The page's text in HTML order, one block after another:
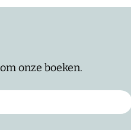
onze boeken.